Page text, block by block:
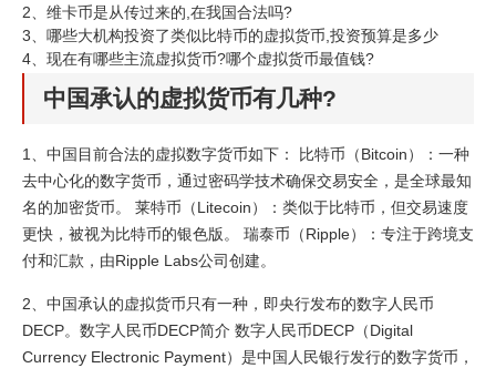
2、 维卡币是从传过来的,在我国合法吗?
3、 哪些大机构投资了类似比特币的虚拟货币,投资预算是多少
4、 现在有哪些主流虚拟货币?哪个虚拟货币最值钱?
中国承认的虚拟货币有几种?
1、中国目前合法的虚拟数字货币如下： 比特币（Bitcoin）：一种
去中心化的数字货币，通过密码学技术确保交易安全，是全球最知
名的加密货币。 莱特币（Litecoin）：类似于比特币，但交易速度
更快，被视为比特币的银色版。 瑞泰币（Ripple）：专注于跨境支
付和汇款，由Ripple Labs公司创建。
2、中国承认的虚拟货币只有一种，即央行发布的数字人民币
DECP。数字人民币DECP简介 数字人民币DECP（Digital
Currency Electronic Payment）是中国人民银行发行的数字货币，